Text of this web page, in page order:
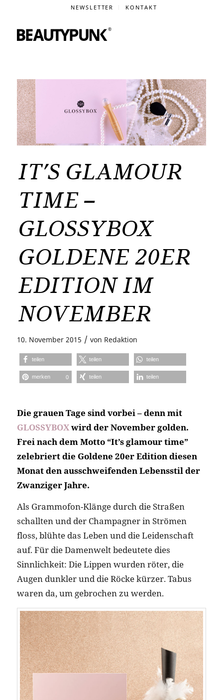
NEWSLETTER KONTAKT
IT’S GLAMOUR
TIME –
GLOSSYBOX
GOLDENE 20ER
EDITION IM
NOVEMBER
10. November 2015 / von Redaktion
teilen teilen teilen
merken 0 teilen teilen
Die grauen Tage sind vorbei – denn mit
GLOSSYBOXwird der November golden.
Frei nach dem Motto “It’s glamour time”
zelebriert die Goldene 20er Edition diesen
Monat den ausschweifenden Lebensstil der
Zwanziger Jahre.
Als Grammofon-Klänge durch die Straßen
schallten und der Champagner in Strömen
floss, blühte das Leben und die Leidenschaft
auf. Für die Damenwelt bedeutete dies
Sinnlichkeit: Die Lippen wurden röter, die
Augen dunkler und die Röcke kürzer. Tabus
waren da, um gebrochen zu werden.